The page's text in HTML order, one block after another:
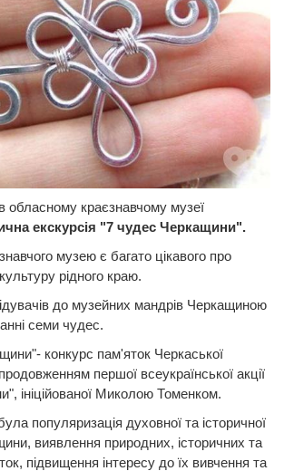
обласному краєзнавчому музеї
екскурсія "7 чудес Черкащини".
музею є багато цікавого про
рідного краю.
до музейних мандрів Черкащиною
семи чудес.
конкурс пам'яток Черкаської
першої всеукраїнської акції
ініційованої Миколою Томенком.
популяризація духовної та історичної
виявлення природних, історичних та
підвищення інтересу до їх вивчення та